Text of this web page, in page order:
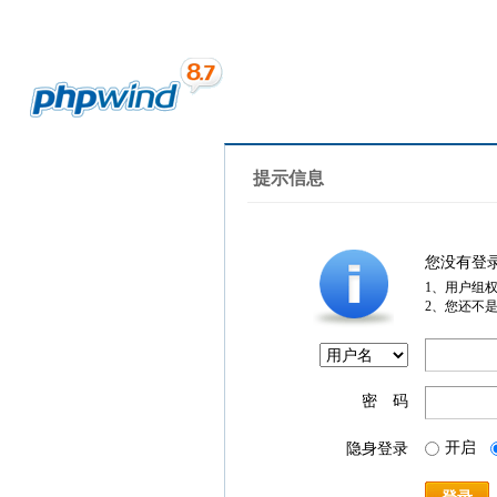
提示信息
您没有登
1、用户组
2、您还不
密 码
隐身登录 开启